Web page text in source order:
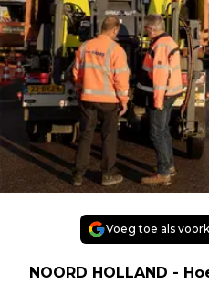
Voeg toe als
NOORD HOLLAND -